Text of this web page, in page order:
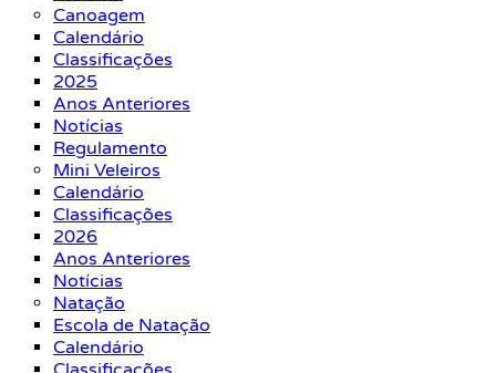
Canoagem
Calendário
Classificações
2025
Anos Anteriores
Notícias
Regulamento
Mini Veleiros
Calendário
Classificações
2026
Anos Anteriores
Notícias
Natação
Escola de Natação
Calendário